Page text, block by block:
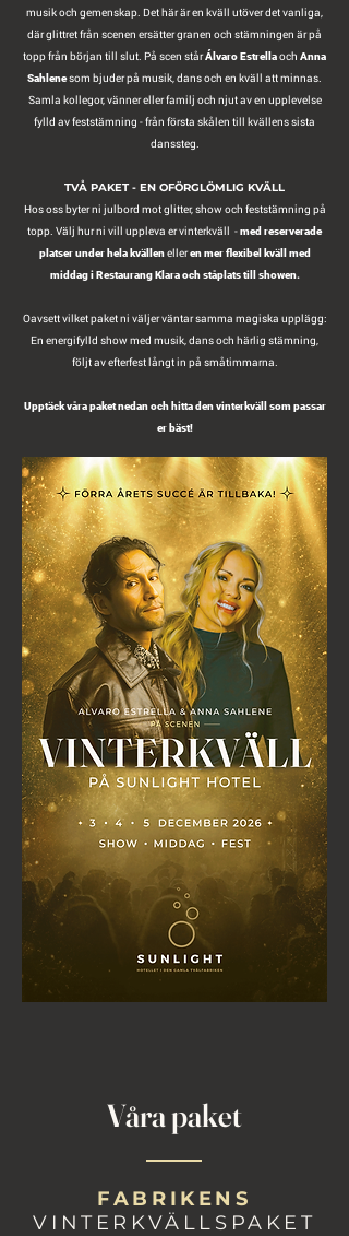
musik och gemenskap. Det här är en kväll utöver det vanliga,
där glittret från scenen ersätter granen och stämningen är på
topp från början till slut. På scen stårÁlvaro Estrellaoch Anna
Sahlenesom bjuder på musik, dans och en kväll att minnas.
Samla kollegor, vänner eller familj och njut av en upplevelse
fylld av feststämning - från första skålen till kvällens sista
danssteg.
TVÅ PAKET - EN OFÖRGLÖMLIG KVÄLL
Hos oss byter ni julbord mot glitter, show och feststämning på
topp. Välj hur ni vill uppleva er vinterkväll -med reserverade
platser under hela kvällenelleren mer flexibel kväll med
middag i Restaurang Klara och ståplats till showen.
Oavsett vilket paket ni väljer väntar samma magiska upplägg:
En energifylld show med musik, dans och härlig stämning,
följt av efterfest långt in på småtimmarna.
Upptäck våra paket nedan och hitta den vinterkväll som passar
er bäst!
Våra paket
FABRIKENS
VINTERKVÄLLSPAKET